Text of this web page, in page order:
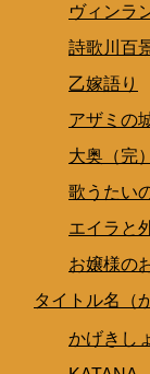
ヴィンラ
詩歌川百
乙嫁語り
アザミの
大奥（完）
歌うたい
エイラと
お嬢様の
タイトル名（
かげきし